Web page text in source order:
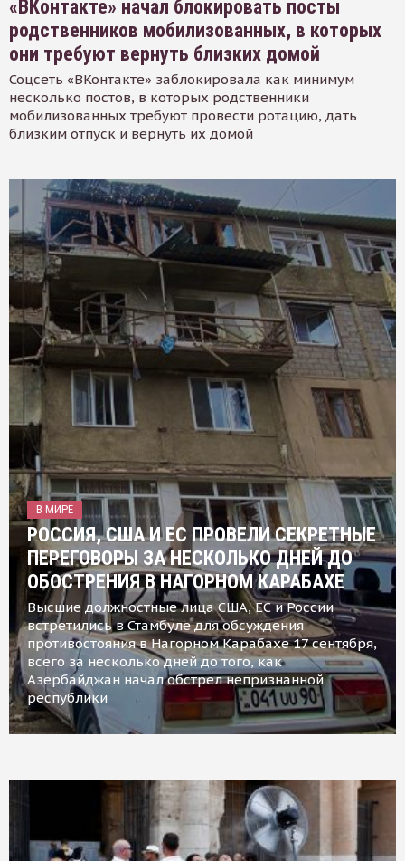
«ВКонтакте» начал блокировать посты
родственников мобилизованных, в которых
они требуют вернуть близких домой
Соцсеть «ВКонтакте» заблокировала как минимум
несколько постов, в которых родственники
мобилизованных требуют провести ротацию, дать
близким отпуск и вернуть их домой
В МИРЕ
РОССИЯ, США И ЕС ПРОВЕЛИ СЕКРЕТНЫЕ
ПЕРЕГОВОРЫ ЗА НЕСКОЛЬКО ДНЕЙ ДО
ОБОСТРЕНИЯ В НАГОРНОМ КАРАБАХЕ
Высшие должностные лица США, ЕС и России
встретились в Стамбуле для обсуждения
противостояния в Нагорном Карабахе 17 сентября,
всего за несколько дней до того, как
Азербайджан начал обстрел непризнанной
республики